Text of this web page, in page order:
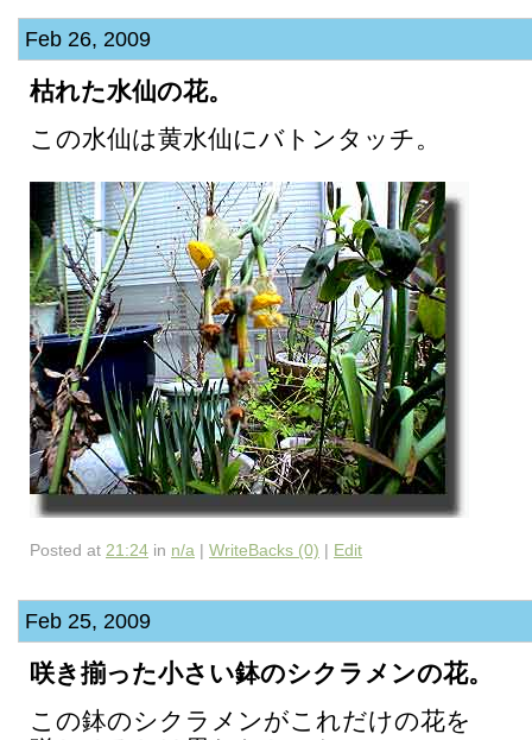
Feb 26, 2009
枯れた水仙の花。
この水仙は黄水仙にバトンタッチ。
Posted at 21:24 in n/a | WriteBacks (0) | Edit
Feb 25, 2009
咲き揃った小さい鉢のシクラメンの花。
この鉢のシクラメンがこれだけの花を